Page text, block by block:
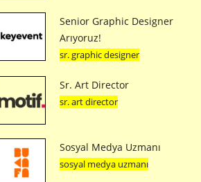
Senior Graphic Designer
Arıyoruz!
sr. graphic designer
Sr. Art Director
sr. art director
Sosyal Medya Uzmanı
sosyal medya uzmanı